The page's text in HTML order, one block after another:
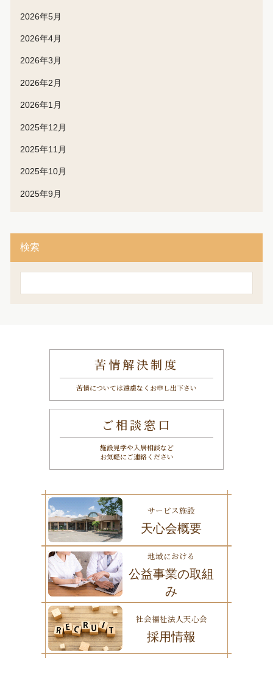
2026年5月
2026年4月
2026年3月
2026年2月
2026年1月
2025年12月
2025年11月
2025年10月
2025年9月
検索
苦情解決制度
苦情については遠慮なくお申し出下さい
ご相談窓口
施設見学や入居相談など
お気軽にご連絡ください
サービス施設
天心会概要
地域における
公益事業の取組
み
社会福祉法人天心会
採用情報